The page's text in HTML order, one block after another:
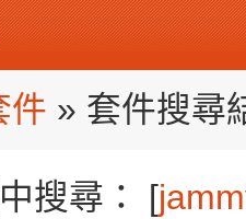
件 » 套件搜尋
搜尋： [